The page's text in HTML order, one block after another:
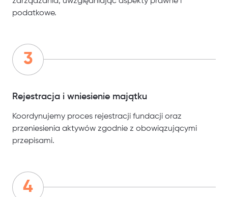
podatkowe.
Rejestracja i wniesienie majątku
Koordynujemy proces rejestracji fundacji oraz
przeniesienia aktywów zgodnie z obowiązującymi
przepisami.